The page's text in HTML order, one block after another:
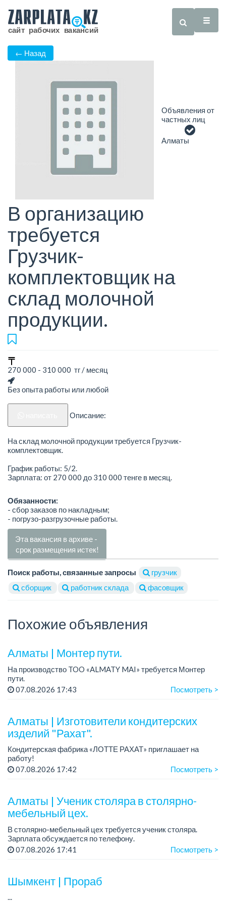
← Назад
Объявления от
частных лиц
Алматы
В организацию
требуется
Грузчик-
комплектовщик на
склад молочной
продукции.
270 000 - 310 000 тг / месяц
Без опыта работы или любой
Описание:
На склад молочной продукции требуется Грузчик-
комплектовщик.
График работы: 5/2.
Зарплата: от 270 000 до 310 000 тенге в месяц.
Обязанности:
- сбор заказов по накладным;
- погрузо-разгрузочные работы.
Эта вакансия в архиве -
срок размещения истек!
Поиск работы, связанные запросы
грузчик
сборщик
работник склада фасовщик
Похожие объявления
Алматы | Монтер пути.
На производство TOO «ALMATY MAI» требуется Монтер
пути.
Зарплата: 322 000 тенге.
образование...
07.08.2026 17:43 Посмотреть >
Алматы | Изготовители кондитерских
изделий "Рахат".
Кондитерская фабрика «ЛОТТЕ РАХАТ» приглашает на
работу!
График работы: сменный.
07.08.2026 17:42 Посмотреть >
Алматы | Ученик столяра в столярно-
мебельный цех.
В столярно-мебельный цех требуется ученик столяра.
Зарплата обсуждается по телефону.
График работы: 5/2, с 08.00 до 18.00.
Требования: опыт работы не требуется; желание обучаться
07.08.2026 17:41 Посмотреть >
Шымкент | Прораб
...